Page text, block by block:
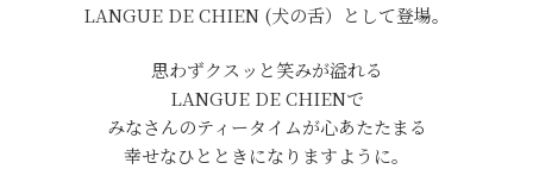
LANGUE DE CHIEN (犬の舌）として登場。
思わずクスッと笑みが溢れる
LANGUE DE CHIENで
みなさんのティータイムが心あたたまる
幸せなひとときになりますように。